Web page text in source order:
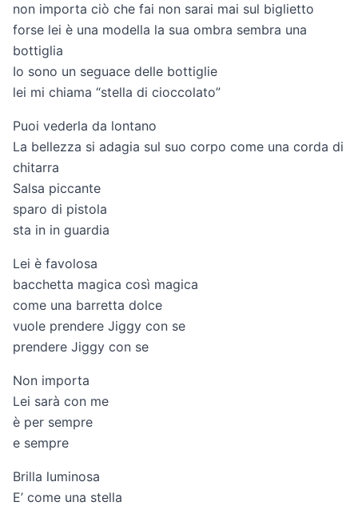
non importa ciò che fai non sarai mai sul biglietto
forse lei è una modella la sua ombra sembra una
bottiglia
Io sono un seguace delle bottiglie
lei mi chiama “stella di cioccolato”
Puoi vederla da lontano
La bellezza si adagia sul suo corpo come una corda di
chitarra
Salsa piccante
sparo di pistola
sta in in guardia
Lei è favolosa
bacchetta magica così magica
come una barretta dolce
vuole prendere Jiggy con se
prendere Jiggy con se
Non importa
Lei sarà con me
è per sempre
e sempre
Brilla luminosa
E’ come una stella